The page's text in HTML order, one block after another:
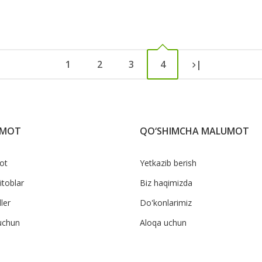
1 2 3 4 |
QO‘SHIMCHA MALUMOT
Yetkazib berish
Biz haqimizda
Do'konlarimiz
Aloqa uchun